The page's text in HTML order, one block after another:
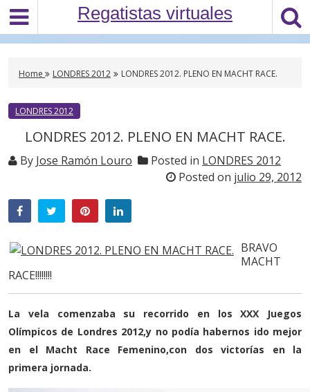
i
Regatistas virtuales
Home LONDRES 2012 LONDRES 2012. PLENO EN MACHT RACE.
LONDRES 2012
LONDRES 2012. PLENO EN MACHT RACE.
By Jose Ramón Louro Posted in LONDRES 2012
Posted on julio 29, 2012
BRAVO
MACHT
RACE!!!!!!!!
La vela comenzaba su recorrido en los XXX Juegos
Olímpicos de Londres 2012,y no podía habernos ido mejor
en el Macht Race Femenino,con dos victorías en la
primera jornada.